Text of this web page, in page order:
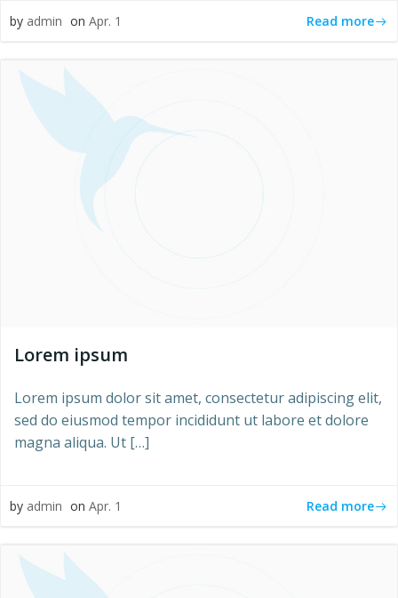
by admin on Apr. 1 Read more
Lorem ipsum
Lorem ipsum dolor sit amet, consectetur adipiscing elit,
sed do eiusmod tempor incididunt ut labore et dolore
magna aliqua. Ut […]
by admin on Apr. 1 Read more